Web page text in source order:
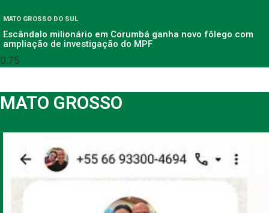
MATO GROSSO DO SUL
Escândalo milionário em Corumbá ganha novo fôlego com
ampliação de investigação do MPF
MATO GROSSO